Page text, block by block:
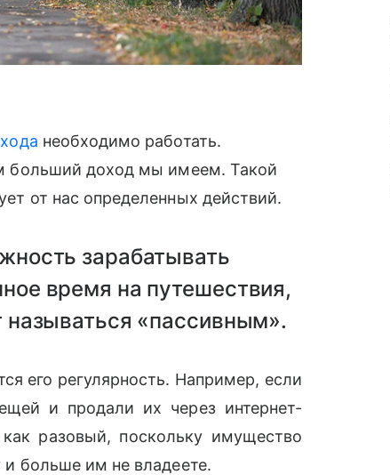
необходимо работать.
больший доход мы имеем. Такой
от нас определенных действий.
зарабатывать
время на путешествия,
называться «пассивным».
его регулярность. Например, если
и продали их через интернет-
разовый, поскольку имущество
больше им не владеете.